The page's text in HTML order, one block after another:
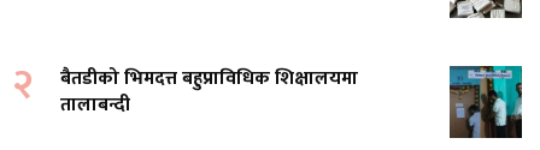
२
बैतडीको भिमदत्त बहुप्राविधिक शिक्षालयमा
तालाबन्दी